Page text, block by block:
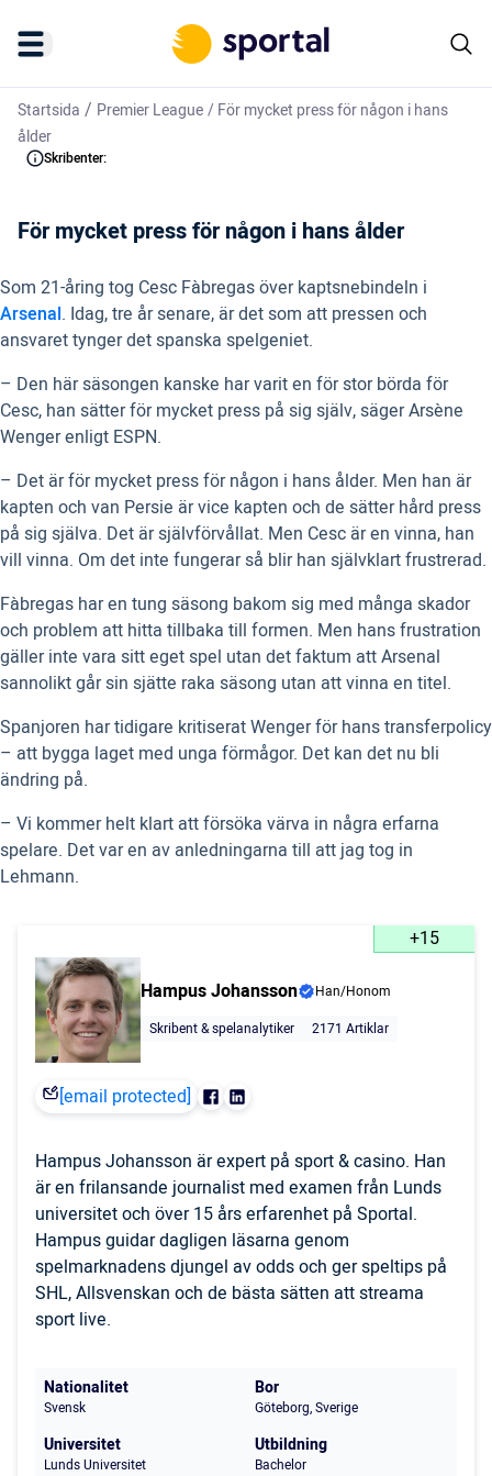
Startsida / Premier League/För mycket press för någon i hans
ålder
Skribenter:
För mycket press för någon i hans ålder
Som 21-åring tog Cesc Fàbregas över kaptsnebindeln i
Arsenal. Idag, tre år senare, är det som att pressen och
ansvaret tynger det spanska spelgeniet.
– Den här säsongen kanske har varit en för stor börda för
Cesc, han sätter för mycket press på sig själv, säger Arsène
Wenger enligt ESPN.
– Det är för mycket press för någon i hans ålder. Men han är
kapten och van Persie är vice kapten och de sätter hård press
på sig själva. Det är självförvållat. Men Cesc är en vinna, han
vill vinna. Om det inte fungerar så blir han självklart frustrerad.
Fàbregas har en tung säsong bakom sig med många skador
och problem att hitta tillbaka till formen. Men hans frustration
gäller inte vara sitt eget spel utan det faktum att Arsenal
sannolikt går sin sjätte raka säsong utan att vinna en titel.
Spanjoren har tidigare kritiserat Wenger för hans transferpolicy
– att bygga laget med unga förmågor. Det kan det nu bli
ändring på.
– Vi kommer helt klart att försöka värva in några erfarna
spelare. Det var en av anledningarna till att jag tog in
Lehmann.
+15
Hampus Johansson
Han/Honom
Skribent & spelanalytiker
2171 Artiklar
[email protected]
Hampus Johansson är expert på sport & casino. Han
är en frilansande journalist med examen från Lunds
universitet och över 15 års erfarenhet på Sportal.
Hampus guidar dagligen läsarna genom
spelmarknadens djungel av odds och ger speltips på
SHL, Allsvenskan och de bästa sätten att streama
sport live.
Nationalitet
Svensk
Bor
Göteborg, Sverige
Universitet
Lunds Universitet
Utbildning
Bachelor